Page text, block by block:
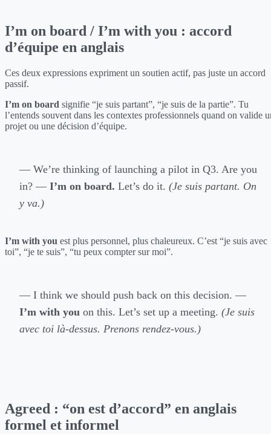
I’m on board / I’m with you : accord
d’équipe en anglais
Ces deux expressions expriment un soutien actif, pas juste un accord
passif.
I’m on board signifie “je suis partant”, “je suis de la partie”. Tu
l’entends souvent dans les contextes professionnels quand on valide
projet ou une décision d’équipe.
— We’re thinking of launching a pilot in Q3. Are you
in? — I’m on board. Let’s do it. (Je suis partant. On
y va.)
I’m with you est plus personnel, plus chaleureux. C’est “je suis avec
toi”, “je te suis”, “tu peux compter sur moi”.
— I think we should push back on this decision. —
I’m with you on this. Let’s set up a meeting. (Je suis
avec toi là-dessus. Prenons rendez-vous.)
Agreed : “on est d’accord” en anglais
formel et informel